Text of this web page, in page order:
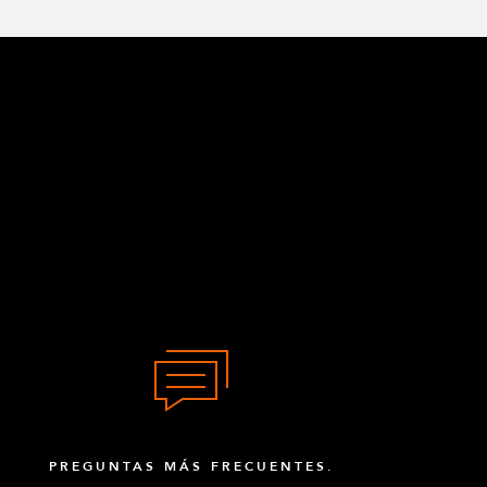
PREGUNTAS MÁS FRECUENTES.